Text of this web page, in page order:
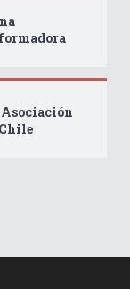
Asociación